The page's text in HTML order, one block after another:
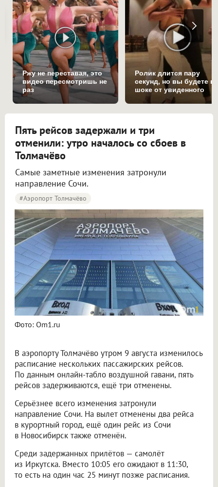
Ржу не переставая, это
видео пересмотришь не
раз
Ролик длится пару
секунд, но вы будете в
шоке от увиденного
Пять рейсов задержали и три
отменили: утро началось со сбоев в
Толмачёво
Самые заметные изменения затронули
направление Сочи.
#Аэропорт Толмачёво
Фото: Om1.ru
В аэропорту Толмачёво утром 9 августа изменилось
расписание нескольких пассажирских рейсов.
По данным онлайн-табло воздушной гавани, пять
рейсов задерживаются, ещё три отменены.
Серьёзнее всего изменения затронули
направление Сочи. На вылет отменены два рейса
в курортный город, ещё один рейс из Сочи
в Новосибирск также отменён.
Среди задержанных прилётов — самолёт
из Иркутска. Вместо 10:05 его ожидают в 11:30,
то есть на один час 25 минут позже расписания.